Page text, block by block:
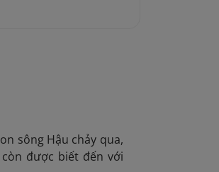
sông Hậu chảy qua,
được biết đến với